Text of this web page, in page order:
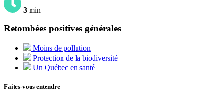
3 min
Retombées positives générales
Moins de pollution
Protection de la biodiversité
Un Québec en santé
Faites-vous entendre